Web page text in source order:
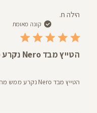
הילה ח.
קונה מאומת
הטייץ מבד Nero נקרע ממש
הטייץ מבד Nero נקרע ממש מהר